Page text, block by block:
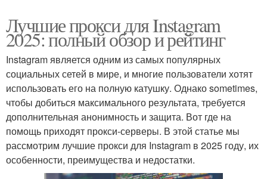
Лучшие прокси для Instagram
2025: полный обзор и рейтинг
Instagram является одним из самых популярных
социальных сетей в мире, и многие пользователи хотят
использовать его на полную катушку. Однако sometimes,
чтобы добиться максимального результата, требуется
дополнительная анонимность и защита. Вот где на
помощь приходят прокси-серверы. В этой статье мы
рассмотрим лучшие прокси для Instagram в 2025 году, их
особенности, преимущества и недостатки.